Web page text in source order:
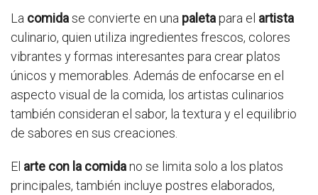
La comidase convierte en una paletapara el artista
culinario, quien utiliza ingredientes frescos, colores
vibrantes y formas interesantes para crear platos
únicos y memorables. Además de enfocarse en el
aspecto visual de la comida, los artistas culinarios
también consideran el sabor, la textura y el equilibrio
de sabores en sus creaciones.
El arte con la comidano se limita solo a los platos
principales, también incluye postres elaborados,